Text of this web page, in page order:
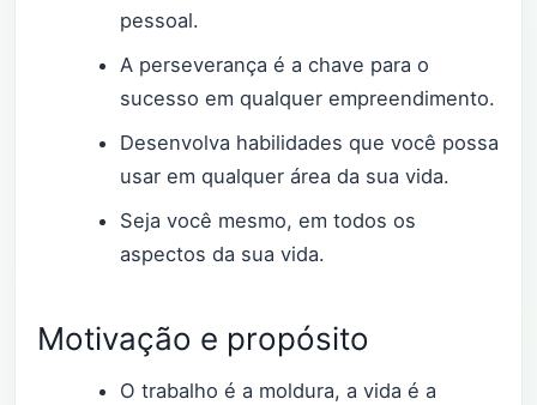
pessoal.
A perseverança é a chave para o
sucesso em qualquer empreendimento.
Desenvolva habilidades que você possa
usar em qualquer área da sua vida.
Seja você mesmo, em todos os
aspectos da sua vida.
Motivação e propósito
O trabalho é a moldura, a vida é a